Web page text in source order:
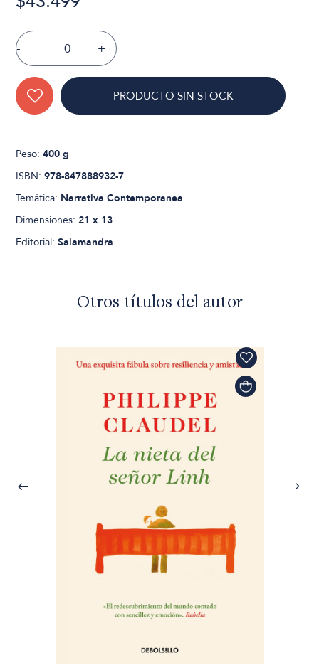
- +
PRODUCTO SIN STOCK
Peso:400 g
ISBN:978-847888932-7
Temática: Narrativa Contemporanea
Dimensiones:21 x 13
Editorial:Salamandra
Otros títulos del autor